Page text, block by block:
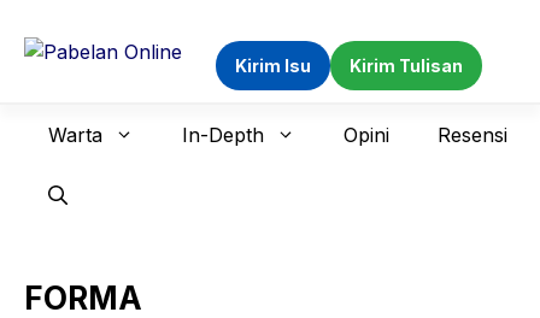
Kirim Isu Kirim Tulisan
Warta In-Depth Opini Resensi
FORMA